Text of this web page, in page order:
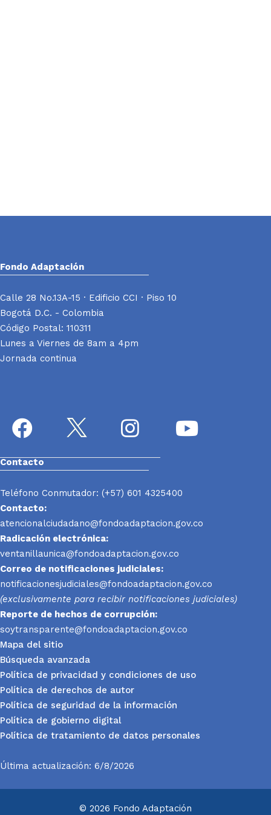
Fondo Adaptación
Calle 28 No.13A-15 · Edificio CCI · Piso 10
Bogotá D.C. - Colombia
Código Postal: 110311
Lunes a Viernes de 8am a 4pm
Jornada continua
Contacto
Teléfono Conmutador: (+57) 601 4325400
Contacto:
atencionalciudadano@fondoadaptacion.gov.co
Radicación electrónica:
ventanillaunica@fondoadaptacion.gov.co
Correo de notificaciones judiciales:
notificacionesjudiciales@fondoadaptacion.gov.co
(exclusivamente para recibir notificaciones judiciales)
Reporte de hechos de corrupción:
soytransparente@fondoadaptacion.gov.co
Mapa del sitio
Búsqueda avanzada
Política de privacidad y condiciones de uso
Política de derechos de autor
Política de seguridad de la información
Política de gobierno digital
Política de tratamiento de datos personales
Última actualización: 6/8/2026
© 2026 Fondo Adaptación